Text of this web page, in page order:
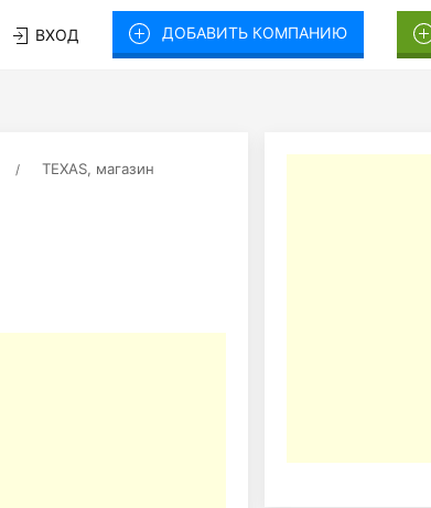
ВХОД ДОБАВИТЬ КОМПАНИЮ
TEXAS, магазин